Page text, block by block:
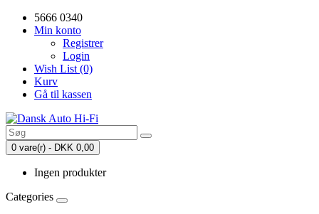
5666 0340
Min konto
Registrer
Login
Wish List (0)
Kurv
Gå til kassen
0 vare(r) - DKK 0,00
Ingen produkter
Categories